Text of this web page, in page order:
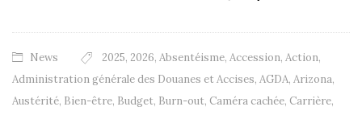
News 2025, 2026, Absentéisme, Accession, Action,
Administration générale des Douanes et Accises, AGDA, Arizona,
Austérité, Bien-être, Budget, Burn-out, Caméra cachée, Carrière,